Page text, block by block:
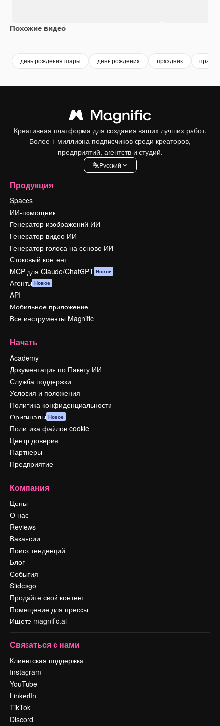
Похожие видео
день рождения шары день рождения праздник
Креативная платформа для создания ваших лучших работ.
Более 1 миллиона подписчиков среди креаторов,
предприятий, агентств и студий.
Pусский
Продукция
Spaces
ИИ-помощник
Генератор изображений ИИ
Генератор видео ИИ
Генератор голоса на основе ИИ
Стоковый контент
MCP для Claude/ChatGPT Новое
Агенты Новое
API
Мобильное приложение
Все инструменты Magnific
Начать
Academy
Документация по Пакету ИИ
Служба поддержки
Условия и положения
Политика конфиденциальности
Оригиналы Новое
Политика файлов cookie
Центр доверия
Партнеры
Предприятие
Компания
Цены
О нас
Reviews
Вакансии
Поиск тенденций
Блог
События
Slidesgo
Продайте свой контент
Помещение для прессы
Ищете magnific.ai
Связаться с нами
Клиентская поддержка
Instagram
YouTube
LinkedIn
TikTok
Discord